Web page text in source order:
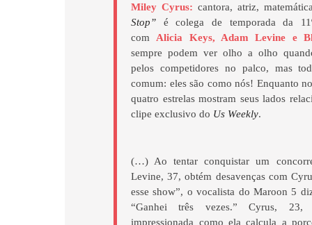
Miley Cyrus: cantora, atriz,
Stop” é colega de temporada da
comAlicia Keys, Adam Levine e
sempre podem ver olho a olho
pelos competidores no palco, mas
comum: eles são como nós! Enquanto
quatro estrelas mostram seus lados
clipe exclusivo do Us Weekly.
(…) Ao tentar conquistar um
Levine, 37, obtém desavenças com
esse show”, o vocalista do Maroon 5
“Ganhei três vezes.” Cyrus, 23,
impressionada como ela calcula a